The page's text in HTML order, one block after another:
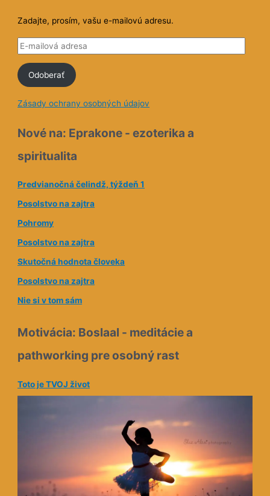
Zadajte, prosím, vašu e-mailovú adresu.
E
m
i
v
a
d
r
e
s
Odoberať
Zásady ochrany osobných údajov
Nové na: Eprakone - ezoterika a
spiritualita
Predvianočná čelindž, týždeň 1
Posolstvo na zajtra
Pohromy
Posolstvo na zajtra
Skutočná hodnota človeka
Posolstvo na zajtra
Nie si v tom sám
Motivácia: Boslaal - meditácie a
pathworking pre osobný rast
Toto je TVOJ život